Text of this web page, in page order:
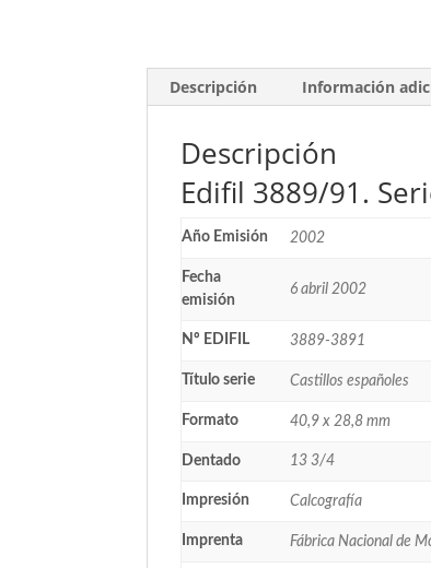
Descripción Información
Descripción
Edifil 3889/91.
Año Emisión 2002
Fecha
emisión
6 abril 2002
Nº EDIFIL 3889-3891
Título serie Castillos españoles
Formato 40,9 x 28,8 mm
Dentado 13 3/4
Impresión Calcografía
Imprenta Fábrica Nacional de